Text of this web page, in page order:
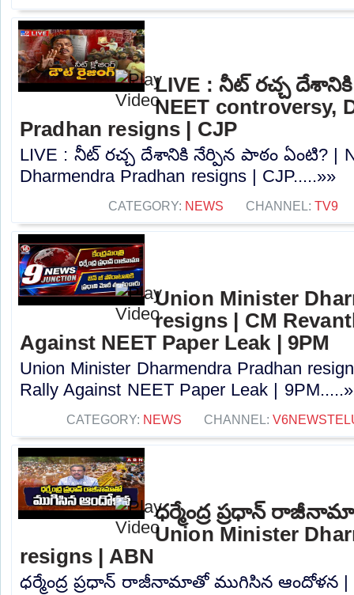
LIVE : నీట్ రచ్చ
NEET controversy,
Pradhan resigns | CJP
LIVE : నీట్ రచ్చ దేశానికి నేర్పిన పాఠం ఏంటి? |
Dharmendra Pradhan resigns | CJP.....»»
CATEGORY: NEWS CHANNEL: TV9
Union Minister
resigns | CM
Against NEET Paper Leak | 9PM
Union Minister Dharmendra Pradhan
Rally Against NEET Paper Leak |
CATEGORY: NEWS CHANNEL:
ధర్మేంద్ర ప్రధాన్
Union Minister
resigns | ABN
ధర్మేంద్ర ప్రధాన్ రాజీనామాతో ముగిసిన ఆందోళన |